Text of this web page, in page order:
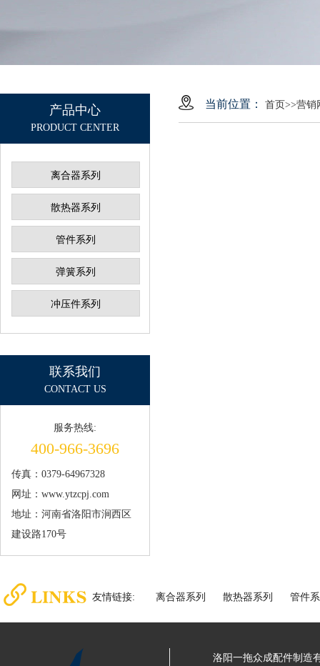
产品中心
PRODUCT CENTER
离合器系列
散热器系列
管件系列
弹簧系列
冲压件系列
联系我们
CONTACT US
服务热线:
400-966-3696
传真：0379-64967328
网址：www.ytzcpj.com
地址：河南省洛阳市涧西区
建设路170号
当前位置： 首页>>营销
友情链接: 离合器系列 散热器系列 管件
洛阳一拖众成配件制造